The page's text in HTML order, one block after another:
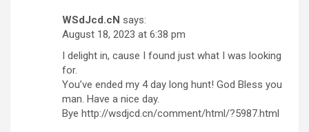
WSdJcd.cN says:
August 18, 2023 at 6:38 pm
I delight in, cause I found just what I was looking
for.
You’ve ended my 4 day long hunt! God Bless you
man. Have a nice day.
Bye http://wsdjcd.cn/comment/html/?5987.html